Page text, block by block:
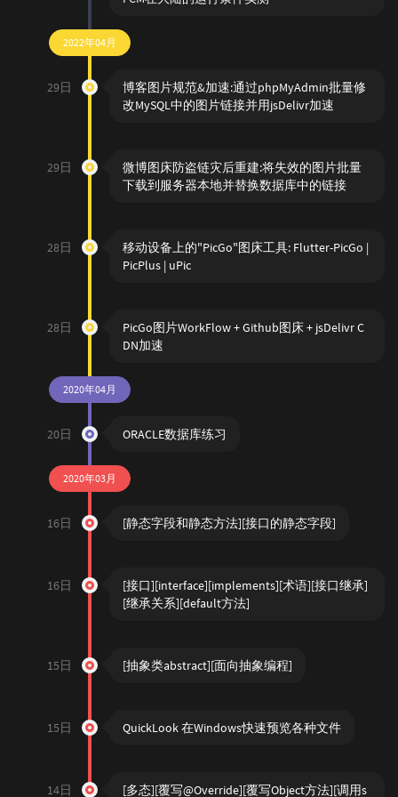
2022年04月
29日
博客图片规范&加速:通过phpMyAdmin批量修
改MySQL中的图片链接并用jsDelivr加速
29日
微博图床防盗链灾后重建:将失效的图片批量
下载到服务器本地并替换数据库中的链接
28日
移动设备上的"PicGo"图床工具: Flutter-PicGo |
PicPlus | uPic
28日
PicGo图片WorkFlow + Github图床 + jsDelivr C
DN加速
2020年04月
20日 ORACLE数据库练习
2020年03月
16日 [静态字段和静态方法][接口的静态字段]
16日
[接口][interface][implements][术语][接口继承]
[继承关系][default方法]
15日 [抽象类abstract][面向抽象编程]
15日 QuickLook 在Windows快速预览各种文件
14日 [多态][覆写@Override][覆写Object方法][调用s